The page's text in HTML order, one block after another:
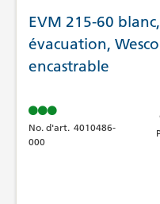
EVM 215-60 blanc,
évacuation,
encastrable
No. d'art. 4010486-
000